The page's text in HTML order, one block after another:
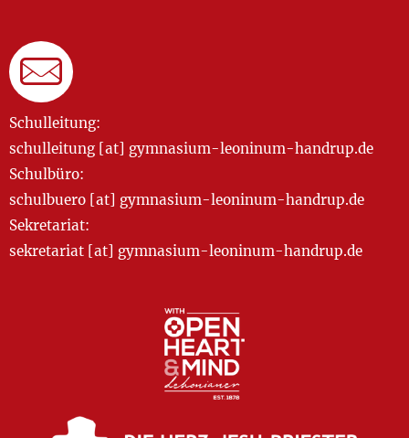
Schulleitung:
schulleitung [at] gymnasium-leoninum-handrup.de
Schulbüro:
schulbuero [at] gymnasium-leoninum-handrup.de
Sekretariat:
sekretariat [at] gymnasium-leoninum-handrup.de